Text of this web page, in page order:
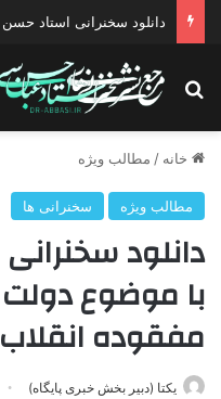
جستجو برای
خانه / مطالب ویژه
مطالب ویژه سخنرانی ها
دانلود
با موضوع دولت
مفقوده
یکتا (دبیر بخش خبری پایگاه)